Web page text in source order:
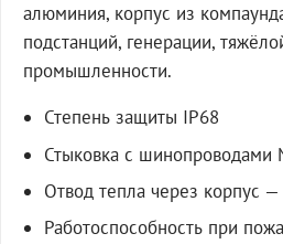
алюминия, корпус из
подстанций, генерации,
промышленности.
Степень защиты IP68
Стыковка с шинопроводами
Отвод тепла через корпус
Работоспособность при